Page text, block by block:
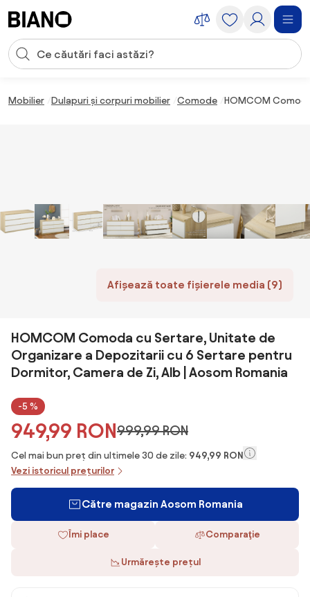
Introducerea căutării
Mobilier Dulapuri și corpuri mobilier Comode HOMCOM
Afișează toate fișierele media (9)
HOMCOM Comoda cu Sertare, Unitate de
Organizare a Depozitarii cu 6 Sertare pentru
Dormitor, Camera de Zi, Alb | Aosom Romania
-5 %
949,99 RON999,99 RON
Cel mai bun preț din ultimele 30 de zile: 949,99 RON
Vezi istoricul prețurilor
Către magazin Aosom Romania
Îmi place Comparaţie
Urmărește prețul